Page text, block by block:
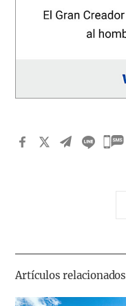
Artículos relacionados